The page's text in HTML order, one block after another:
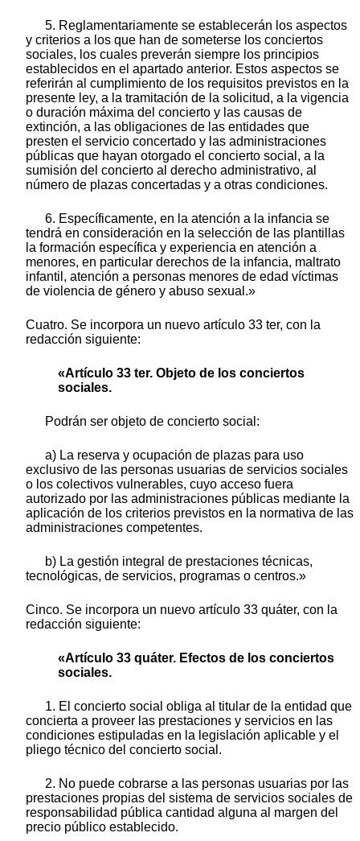
5. Reglamentariamente se establecerán los aspectos
y criterios a los que han de someterse los conciertos
sociales, los cuales preverán siempre los principios
establecidos en el apartado anterior. Estos aspectos se
referirán al cumplimiento de los requisitos previstos en la
presente ley, a la tramitación de la solicitud, a la vigencia
o duración máxima del concierto y las causas de
extinción, a las obligaciones de las entidades que
presten el servicio concertado y las administraciones
públicas que hayan otorgado el concierto social, a la
sumisión del concierto al derecho administrativo, al
número de plazas concertadas y a otras condiciones.
6. Específicamente, en la atención a la infancia se
tendrá en consideración en la selección de las plantillas
la formación específica y experiencia en atención a
menores, en particular derechos de la infancia, maltrato
infantil, atención a personas menores de edad víctimas
de violencia de género y abuso sexual.»
Cuatro. Se incorpora un nuevo artículo 33 ter, con la
redacción siguiente:
«Artículo 33 ter. Objeto de los conciertos
sociales.
Podrán ser objeto de concierto social:
a) La reserva y ocupación de plazas para uso
exclusivo de las personas usuarias de servicios sociales
o los colectivos vulnerables, cuyo acceso fuera
autorizado por las administraciones públicas mediante la
aplicación de los criterios previstos en la normativa de las
administraciones competentes.
b) La gestión integral de prestaciones técnicas,
tecnológicas, de servicios, programas o centros.»
Cinco. Se incorpora un nuevo artículo 33 quáter, con la
redacción siguiente:
«Artículo 33 quáter. Efectos de los conciertos
sociales.
1. El concierto social obliga al titular de la entidad que
concierta a proveer las prestaciones y servicios en las
condiciones estipuladas en la legislación aplicable y el
pliego técnico del concierto social.
2. No puede cobrarse a las personas usuarias por las
prestaciones propias del sistema de servicios sociales de
responsabilidad pública cantidad alguna al margen del
precio público establecido.